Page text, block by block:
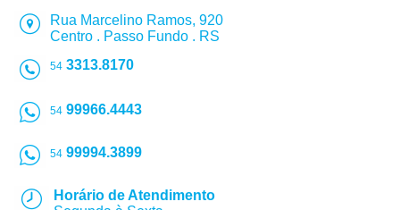
Rua Marcelino Ramos, 920
Centro . Passo Fundo . RS
54 3313.8170
54 99966.4443
54 99994.3899
Horário de Atendimento